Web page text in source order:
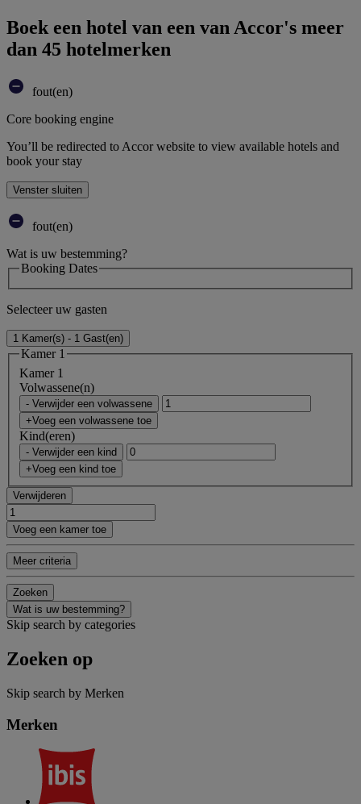
Boek een hotel van een van Accor's meer
dan 45 hotelmerken
fout(en)
Core booking engine
You’ll be redirected to Accor website to view available hotels and
book your stay
Venster sluiten
fout(en)
Wat is uw bestemming?
Booking Dates
Selecteer uw gasten
1 Kamer(s) - 1 Gast(en)
Kamer 1
Kamer 1
Volwassene(n)
- Verwijder een volwassene
+Voeg een volwassene toe
Kind(eren)
- Verwijder een kind
+Voeg een kind toe
Verwijderen
Voeg een kamer toe
Meer criteria
Zoeken
Wat is uw bestemming?
Skip search by categories
Zoeken op
Skip search by Merken
Merken